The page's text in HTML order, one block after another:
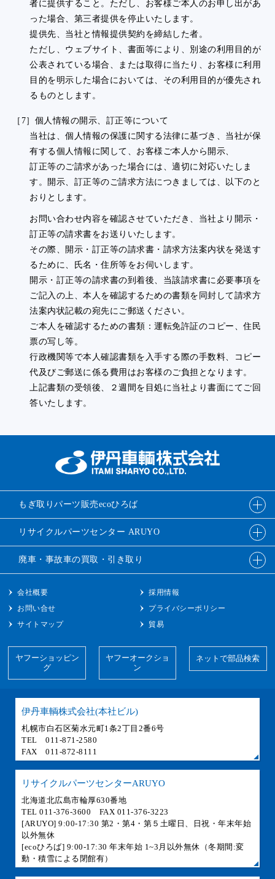
者に提供すること。ただし、お客様ご本人のお申し出があ
った場合、第三者提供を停止いたします。
提供先、当社と情報提供契約を締結した者。
ただし、ウェブサイト、書面等により、別途の利用目的が
公表されている場合、または取得に当たり、お客様に利用
目的を明示した場合においては、その利用目的が優先され
るものとします。
［7］個人情報の開示、訂正等について
当社は、個人情報の保護に関する法律に基づき、当社が保
有する個人情報に関して、お客様ご本人から開示、
訂正等のご請求があった場合には、適切に対応いたしま
す。開示、訂正等のご請求方法につきましては、以下のと
おりとします。
お問い合わせ内容を確認させていただき、当社より開示・
訂正等の請求書をお送りいたします。
その際、開示・訂正等の請求書・請求方法案内状を発送す
るために、氏名・住所等をお伺いします。
開示・訂正等の請求書の到着後、当該請求書に必要事項を
ご記入の上、本人を確認するための書類を同封して請求方
法案内状記載の宛先にご郵送ください。
ご本人を確認するための書類：運転免許証のコピー、住民
票の写し等。
行政機関等で本人確認書類を入手する際の手数料、コピー
代及びご郵送に係る費用はお客様のご負担となります。
上記書類の受領後、２週間を目処に当社より書面にてご回
答いたします。
もぎ取りパーツ販売ecoひろば
リサイクルパーツセンター ARUYO
廃車・事故車の買取・引き取り
会社概要
採用情報
お問い合せ
プライバシーポリシー
サイトマップ
貿易
ヤフーショッピン
グ
ヤフーオークショ
ン
ネットで部品検索
伊丹車輌株式会社(本社ビル)
札幌市白石区菊水元町1条2丁目2番6号
TEL 011-871-2580
FAX 011-872-8111
リサイクルパーツセンターARUYO
北海道北広島市輪厚630番地
TEL 011-376-3600 FAX 011-376-3223
[ARUYO] 9:00-17:30 第2・第4・第５土曜日、日祝・年末年始
以外無休
[ecoひろば] 9:00-17:30 年末年始 1~3月以外無休（冬期間:変
動・積雪による閉館有）